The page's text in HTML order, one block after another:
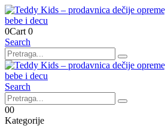
0Cart 0
Search
Search
00
Kategorije